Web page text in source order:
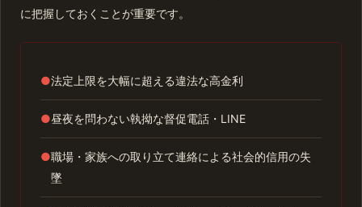
に把握しておくことが重要です。
●法定上限を大幅に超える違法な高金利
●昼夜を問わない執拗な督促電話・LINE
●職場・家族への取り立て連絡による社会的信用の失
墜